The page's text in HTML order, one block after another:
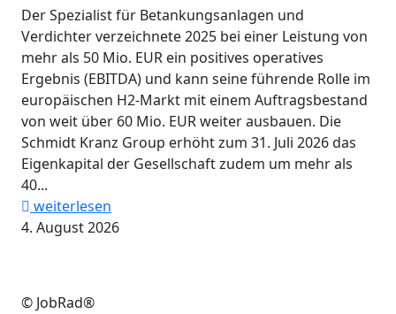
Der Spezialist für Betankungsanlagen und
Verdichter verzeichnete 2025 bei einer Leistung von
mehr als 50 Mio. EUR ein positives operatives
Ergebnis (EBITDA) und kann seine führende Rolle im
europäischen H2-Markt mit einem Auftragsbestand
von weit über 60 Mio. EUR weiter ausbauen. Die
Schmidt Kranz Group erhöht zum 31. Juli 2026 das
Eigenkapital der Gesellschaft zudem um mehr als
40...
weiterlesen
4. August 2026
© JobRad®